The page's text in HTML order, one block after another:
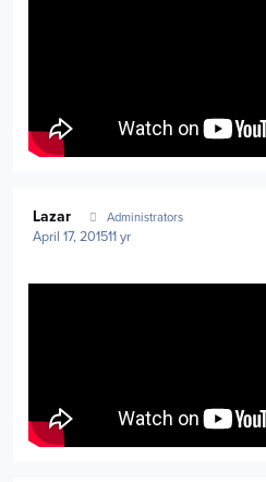
Lazar Administrators
April 17, 201511 yr